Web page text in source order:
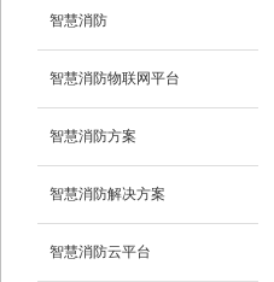
智慧消防
智慧消防物联网平台
智慧消防方案
智慧消防解决方案
智慧消防云平台